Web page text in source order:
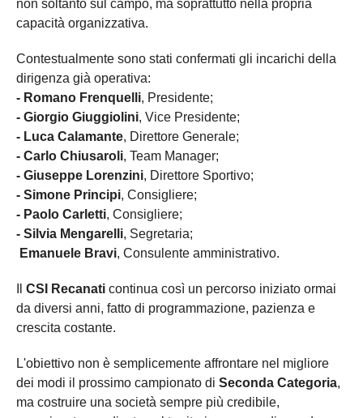
non soltanto sul campo, ma soprattutto nella propria
capacità organizzativa.
Contestualmente sono stati confermati gli incarichi della
dirigenza già operativa:
- Romano Frenquelli, Presidente;
- Giorgio Giuggiolini, Vice Presidente;
- Luca Calamante, Direttore Generale;
- Carlo Chiusaroli, Team Manager;
- Giuseppe Lorenzini, Direttore Sportivo;
- Simone Principi, Consigliere;
- Paolo Carletti, Consigliere;
- Silvia Mengarelli, Segretaria;
Emanuele Bravi, Consulente amministrativo.
CSI Recanati continua così un percorso iniziato ormai
da diversi anni, fatto di programmazione, pazienza e
crescita costante.
L'obiettivo non è semplicemente affrontare nel migliore
dei modi il prossimo campionato di Seconda Categoria,
ma costruire una società sempre più credibile,